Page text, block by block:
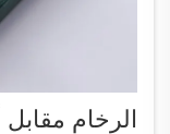
الرخام مقابل